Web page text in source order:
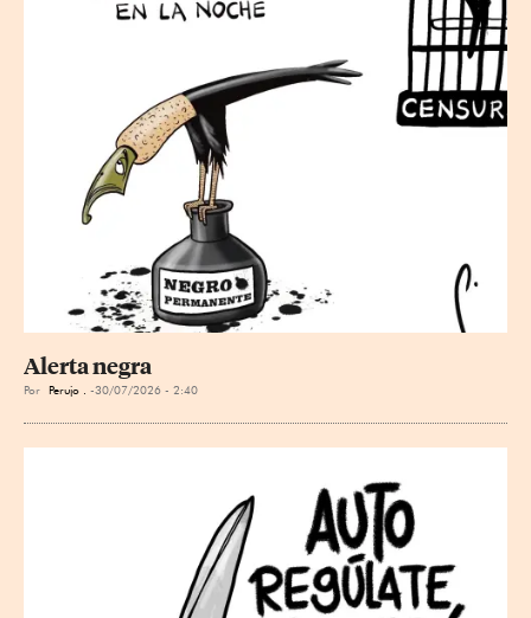
Alerta negra
Por Perujo . 30/07/2026 - 2:40